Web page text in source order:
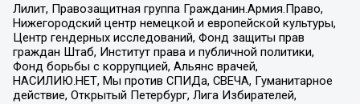
Лилит, Правозащитная группа Гражданин.Армия.Право,
Нижегородский центр немецкой и европейской культуры,
Центр гендерных исследований, Фонд защиты прав
граждан Штаб, Институт права и публичной политики,
Фонд борьбы с коррупцией, Альянс врачей,
НАСИЛИЮ.НЕТ, Мы против СПИДа, СВЕЧА, Гуманитарное
действие, Открытый Петербург, Лига Избирателей,